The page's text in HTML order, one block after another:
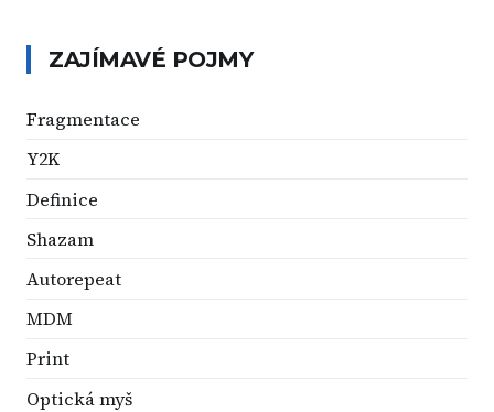
ZAJÍMAVÉ POJMY
Fragmentace
Y2K
Definice
Shazam
Autorepeat
MDM
Print
Optická myš